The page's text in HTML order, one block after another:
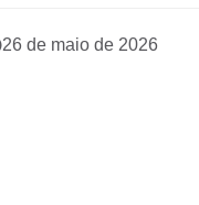
26 de maio de 2026